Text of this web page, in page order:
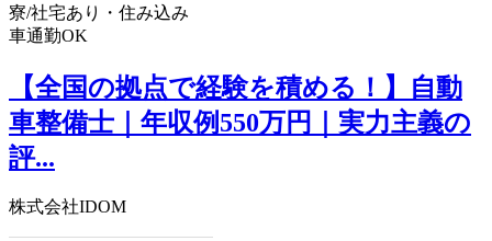
寮/社宅あり・住み込み
車通勤OK
【全国の拠点で経験を積める！】自動
車整備士｜年収例550万円｜実力主義の
評...
株式会社IDOM